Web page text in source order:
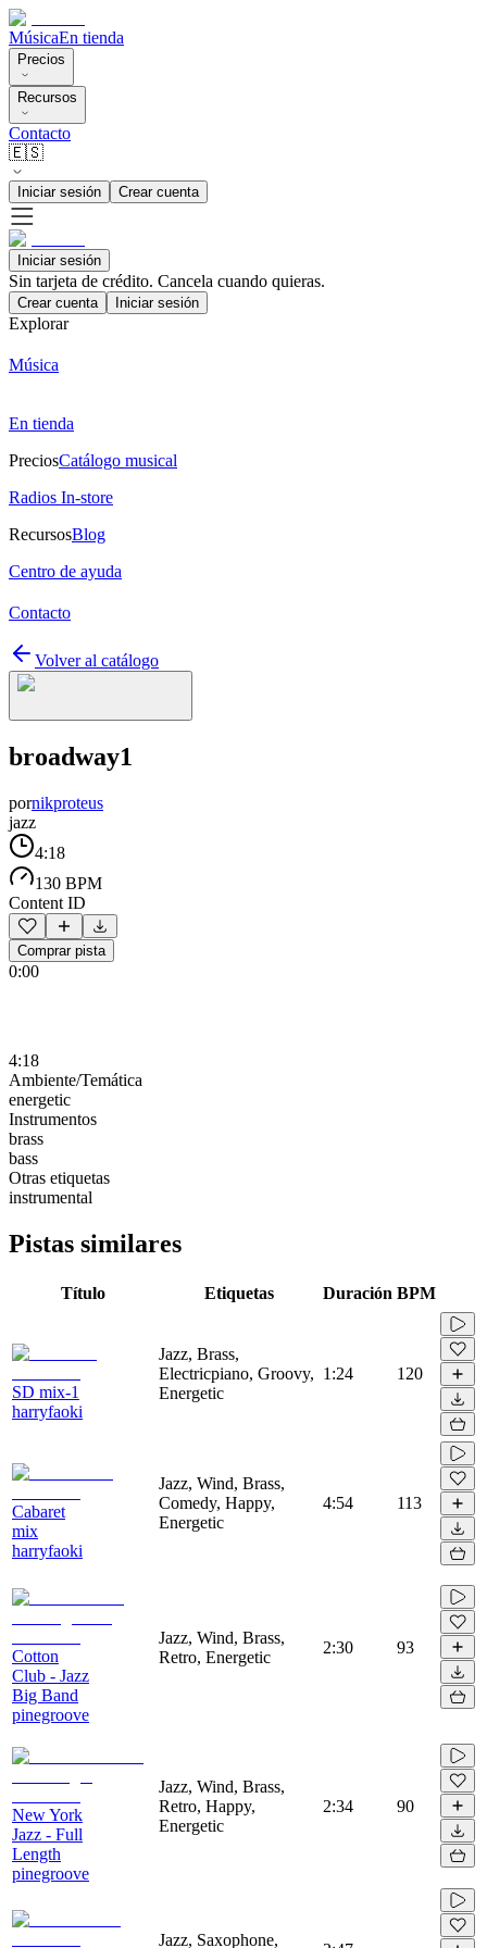
MúsicaEn tienda
Precios
Recursos
Contacto
🇪🇸
Iniciar sesión Crear cuenta
Iniciar sesión
Sin tarjeta de crédito. Cancela cuando quieras.
Crear cuenta Iniciar sesión
Explorar
Música
En tienda
PreciosCatálogo musical
Radios In-store
RecursosBlog
Centro de ayuda
Contacto
Volver al catálogo
broadway1
pornikproteus
jazz
4:18
130 BPM
Content ID
Comprar pista
0:00
4:18
Ambiente/Temática
energetic
Instrumentos
brass
bass
Otras etiquetas
instrumental
Pistas similares
Título Etiquetas Duración BPM
SD mix-1
harryfaoki
Jazz, Brass,
Electricpiano, Groovy,
Energetic
1:24 120
Cabaret
mix
harryfaoki
Jazz, Wind, Brass,
Comedy, Happy,
Energetic
4:54 113
Cotton
Club - Jazz
Big Band
pinegroove
Jazz, Wind, Brass,
Retro, Energetic
2:30 93
New York
Jazz - Full
Length
pinegroove
Jazz, Wind, Brass,
Retro, Happy,
Energetic
2:34 90
Jazz, Saxophone,